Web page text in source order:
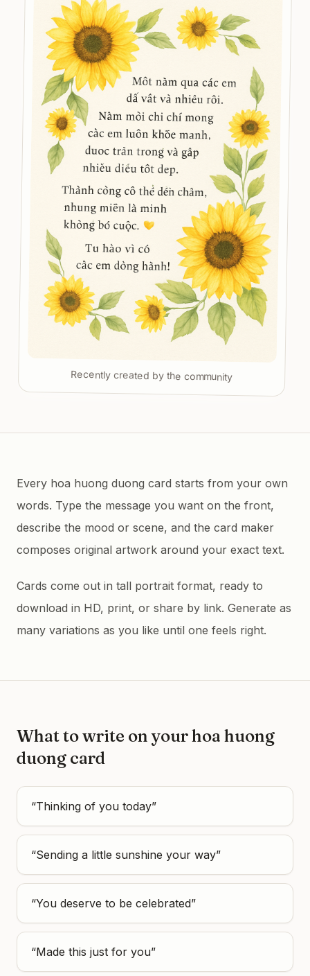
Recently created by the community
Every hoa huong duong card starts from your own
words. Type the message you want on the front,
describe the mood or scene, and the card maker
composes original artwork around your exact text.
Cards come out in tall portrait format, ready to
download in HD, print, or share by link. Generate as
many variations as you like until one feels right.
What to write on yourhoa huong
duong card
“Thinking of you today”
“Sending a little sunshine your way”
“You deserve to be celebrated”
“Made this just for you”